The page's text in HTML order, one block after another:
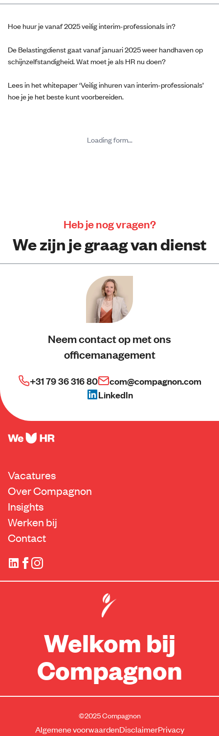
Hoe huur je vanaf 2025 veilig interim-professionals in?
De Belastingdienst gaat vanaf januari 2025 weer handhaven op
schijnzelfstandigheid. Wat moet je als HR nu doen?
Lees in het whitepaper ‘Veilig inhuren van interim-professionals’
hoe je je het beste kunt voorbereiden.
Loading form...
Heb je nog vragen?
We zijn je graag van dienst
Neem contact op met ons
officemanagement
+31 79 36 316 80
com@compagnon.com
LinkedIn
Vacatures
Over Compagnon
Insights
Werken bij
Contact
Welkom bij
Compagnon
©2025 Compagnon
Algemene voorwaardenDisclaimerPrivacy